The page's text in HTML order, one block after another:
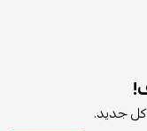
كل جديد.